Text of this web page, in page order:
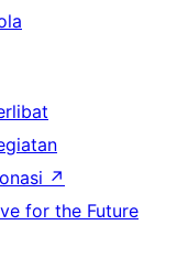
↗
for the Future